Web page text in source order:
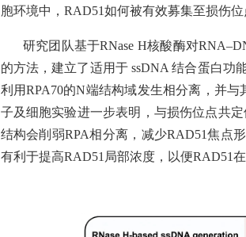
胞环境中，RAD51如何被有效募集至损伤
研究团队基于RNase H核酸酶对
的方法，建立了适用于 ssDNA 结合蛋白功
利用RPA70的N端结构域发生相分离，并
子及细胞实验进一步表明，与损伤位点共
结构会削弱RPA相分离，减少RAD51焦点
有利于提高RAD51局部浓度，以便RAD51